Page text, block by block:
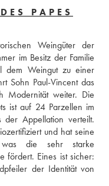
PAPES
Weingüter der
im Besitz der Familie
dem Weingut zu einer
Sohn Paul-Vincent das
Modernität weiter. Die
ist auf 24 Parzellen im
der Appellation verteilt.
und hat seine
die sehr starke
fördert. Eines ist sicher:
der Identität von